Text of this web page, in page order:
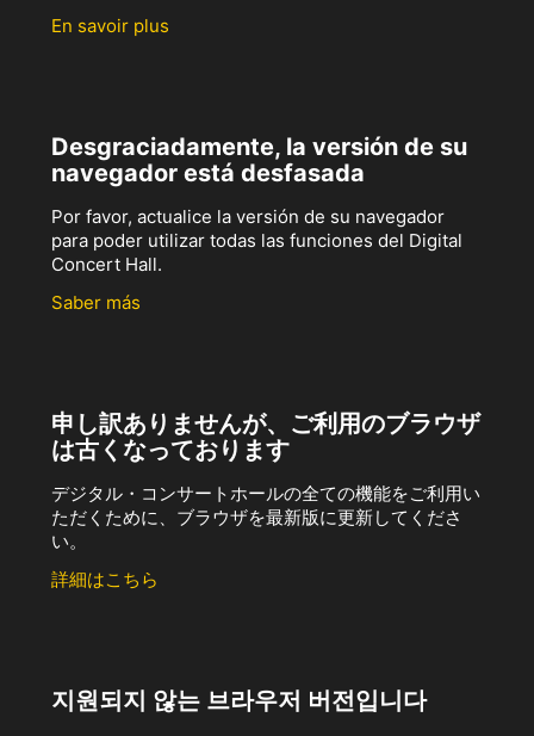
En savoir plus
Desgraciadamente, la versión de su
navegador está desfasada
Por favor, actualice la versión de su navegador
para poder utilizar todas las funciones del Digital
Concert Hall.
Saber más
申し訳ありませんが、ご利用のブラウザ
は古くなっております
デジタル・コンサートホールの全ての機能をご利用い
ただくために、ブラウザを最新版に更新してくださ
い。
詳細はこちら
지원되지 않는 브라우저 버전입니다